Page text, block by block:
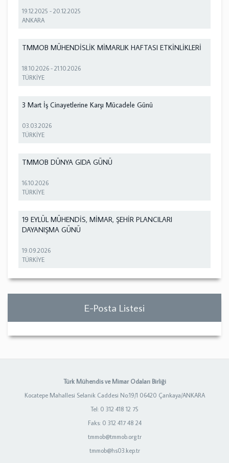
19.12.2025 -20.12.2025
ANKARA
TMMOB MÜHENDİSLİK MİMARLIK HAFTASI ETKİNLİKLERİ
18.10.2026 -21.10.2026
TÜRKİYE
3 Mart İş Cinayetlerine Karşı Mücadele Günü
03.03.2026
TÜRKİYE
TMMOB DÜNYA GIDA GÜNÜ
16.10.2026
TÜRKİYE
19 EYLÜL MÜHENDİS, MİMAR, ŞEHİR PLANCILARI
DAYANIŞMA GÜNÜ
19.09.2026
TÜRKİYE
E-Posta Listesi
Türk Mühendis ve Mimar Odaları Birliği
Kocatepe Mahallesi Selanik Caddesi No:19/1 06420 Çankaya/ANKARA
Tel: 0 312 418 12 75
Faks: 0 312 417 48 24
tmmob@tmmob.org.tr
tmmob@hs03.kep.tr